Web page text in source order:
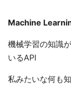
Machine
機械学習の知識
いるAPI
私みたいな何も